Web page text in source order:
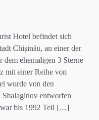
Hotel befindet sich
Chișinău, an einer der
dem ehemaligen 3 Sterne
mit einer Reihe von
wurde von den
entworfen
war bis 1992 Teil […]